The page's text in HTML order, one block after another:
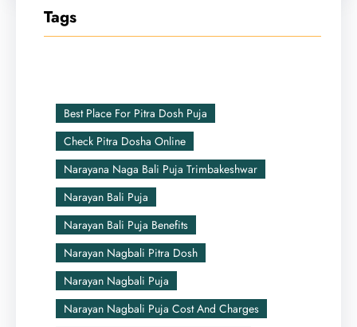
Tags
Best Place For Pitra Dosh Puja
Check Pitra Dosha Online
Narayana Naga Bali Puja Trimbakeshwar
Narayan Bali Puja
Narayan Bali Puja Benefits
Narayan Nagbali Pitra Dosh
Narayan Nagbali Puja
Narayan Nagbali Puja Cost And Charges